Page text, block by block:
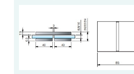
VERRE ANTI-REFLET
VERRE LAQUÉ/CRÉDENCE
VERRE FEUILLETÉ/TREMPÉ